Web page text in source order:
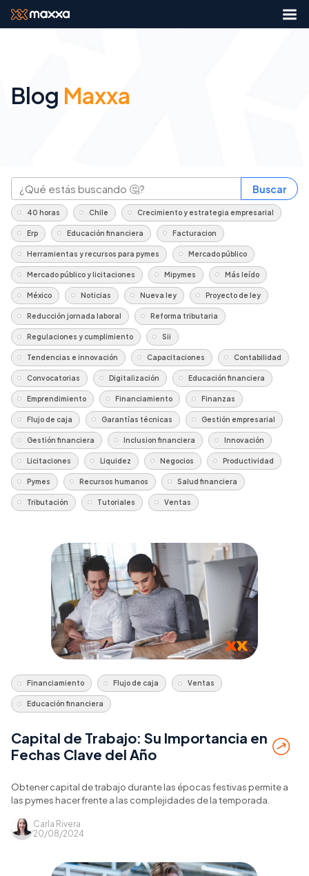
Blog Maxxa
Buscar
40 horas Chile Crecimiento y estrategia empresarial
Erp Educación financiera Facturacion
Herramientas y recursos para pymes Mercado público
Mercado público y licitaciones Mipymes Más leído
México Noticias Nueva ley Proyecto de ley
Reducción jornada laboral Reforma tributaria
Regulaciones y cumplimiento Sii
Tendencias e innovación Capacitaciones Contabilidad
Convocatorias Digitalización Educación financiera
Emprendimiento Financiamiento Finanzas
Flujo de caja Garantías técnicas Gestión empresarial
Gestión financiera Inclusion financiera Innovación
Licitaciones Liquidez Negocios Productividad
Pymes Recursos humanos Salud financiera
Tributación Tutoriales Ventas
Financiamiento Flujo de caja Ventas
Educación financiera
Capital de Trabajo: Su Importancia en
Fechas Clave del Año
Obtener capital de trabajo durante las épocas festivas permite a
las pymes hacer frente a las complejidades de la temporada.
Carla Rivera
20/08/2024